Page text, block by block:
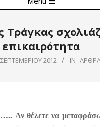
Τράγκας
επικαιρότητα
ΣΕΠΤΕΜΒΡΊΟΥ 2012 IN: ΆΡΘΡΑ
Αν θέλετε να